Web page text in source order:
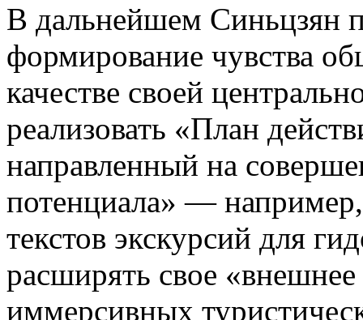
В дальнейшем Синьцзян
формирование чувства
качестве своей
реализовать «План
направленный на
потенциала» — например,
текстов экскурсий для
расширять свое «внешнее
иммерсивных